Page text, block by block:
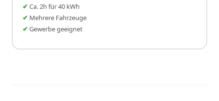
Ca. 2h für 40 kWh
Mehrere Fahrzeuge
Gewerbe geeignet